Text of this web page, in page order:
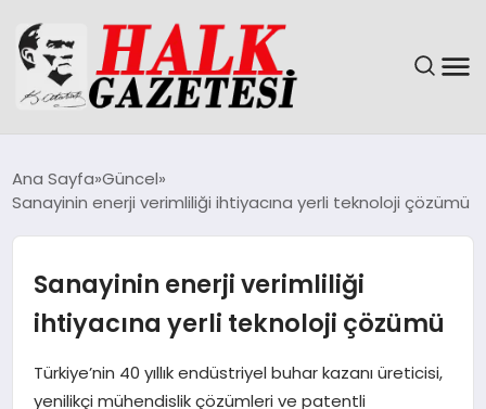
DÜNYA
EĞITIM
EKONOMI
MAGAZIN
Ana Sayfa Güncel
Sanayinin enerji verimliliği ihtiyacına yerli teknoloji çözümü
Sanayinin enerji verimliliği
ihtiyacına yerli teknoloji çözümü
Türkiye’nin 40 yıllık endüstriyel buhar kazanı üreticisi,
yenilikçi mühendislik çözümleri ve patentli